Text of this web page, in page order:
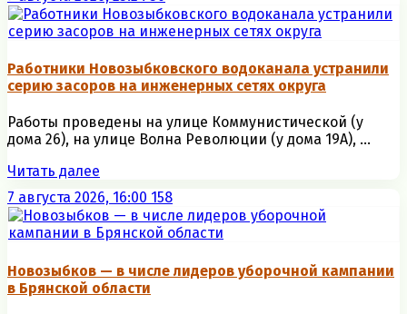
Работники Новозыбковского водоканала устранили
серию засоров на инженерных сетях округа
Работы проведены на улице Коммунистической (у
дома 26), на улице Волна Революции (у дома 19А), ...
Читать далее
7 августа 2026, 16:00 158
Новозыбков — в числе лидеров уборочной кампании
в Брянской области